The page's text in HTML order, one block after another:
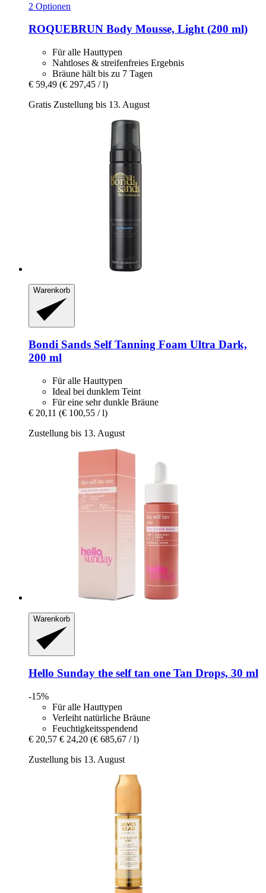
2 Optionen
ROQUEBRUN Body Mousse, Light (200 ml)
Für alle Hauttypen
Nahtloses & streifenfreies Ergebnis
Bräune hält bis zu 7 Tagen
€ 59,49 (€ 297,45 / l)
Gratis Zustellung bis 13. August
Warenkorb
Bondi Sands Self Tanning Foam Ultra Dark,
200 ml
Für alle Hauttypen
Ideal bei dunklem Teint
Für eine sehr dunkle Bräune
€ 20,11 (€ 100,55 / l)
Zustellung bis 13. August
Warenkorb
Hello Sunday the self tan one Tan Drops, 30 ml
-15%
Für alle Hauttypen
Verleiht natürliche Bräune
Feuchtigkeitsspendend
€ 20,57 € 24,20 (€ 685,67 / l)
Zustellung bis 13. August